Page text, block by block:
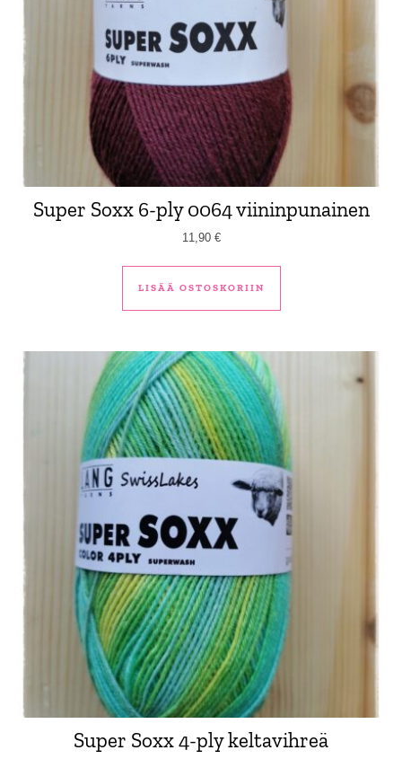
Super Soxx 6-ply 0064 viininpunainen
11,90 €
LISÄÄ OSTOSKORIIN
Super Soxx 4-ply keltavihreä